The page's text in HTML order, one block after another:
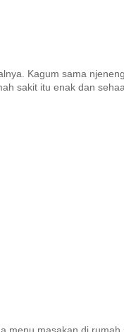
Kagum sama
sakit itu enak dan